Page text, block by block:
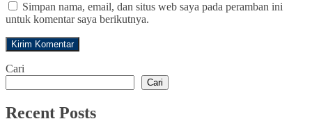
Simpan nama, email, dan situs web saya pada peramban ini
untuk komentar saya berikutnya.
Cari
Cari
Recent Posts